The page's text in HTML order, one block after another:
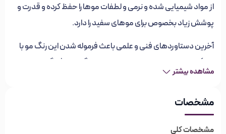
از مواد شیمیایی شده و نرمی و لطفات موها را حفظ کرده و قدرت و
پوشش زیاد بخصوص برای موهای سفید را دارد.
آخرین دستاوردهای فنی و علمی باعث فرموله شدن این رنگ مو با
ویژگی‌های برتر شده است. در استفاده از رنگ موی فورگرلز پوشش
موهای سفید، دوام طولانی مدت، عدم آسیب رسانی به مو و
براقیت ویژه موها را بی‌نظیر خواهید یافت. مواد نرم کننده، حالت
عوامل اصلی کیفیت بالای رنگ موی فورگرلز می‌باشند که از خشکی و
مشاهده بیشتر
مشخصات
مشخصات کلی